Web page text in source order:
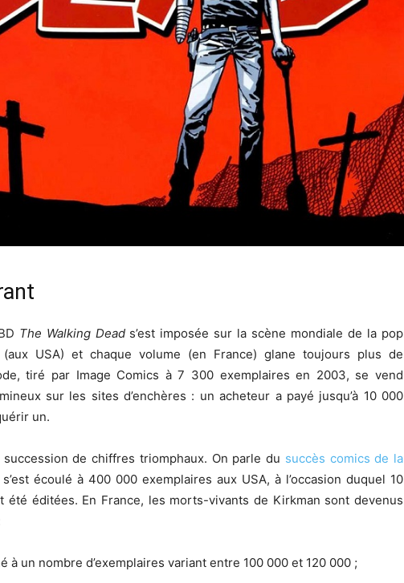
The Walking Deads’est imposée sur la scène mondiale de la pop
USA) et chaque volume (en France) glane toujours plus de
tiré par Image Comics à 7 300 exemplaires en 2003, se vend
sur les sites d’enchères : un acheteur a payé jusqu’à 10 000
un.
de chiffres triomphaux. On parle du succès comics de la
écoulé à 400 000 exemplaires aux USA, à l’occasion duquel 10
éditées. En France, les morts-vivants de Kirkman sont devenus
à un nombre d’exemplaires variant entre 100 000 et 120 000 ;